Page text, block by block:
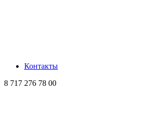
Контакты
8 717 276 78 00